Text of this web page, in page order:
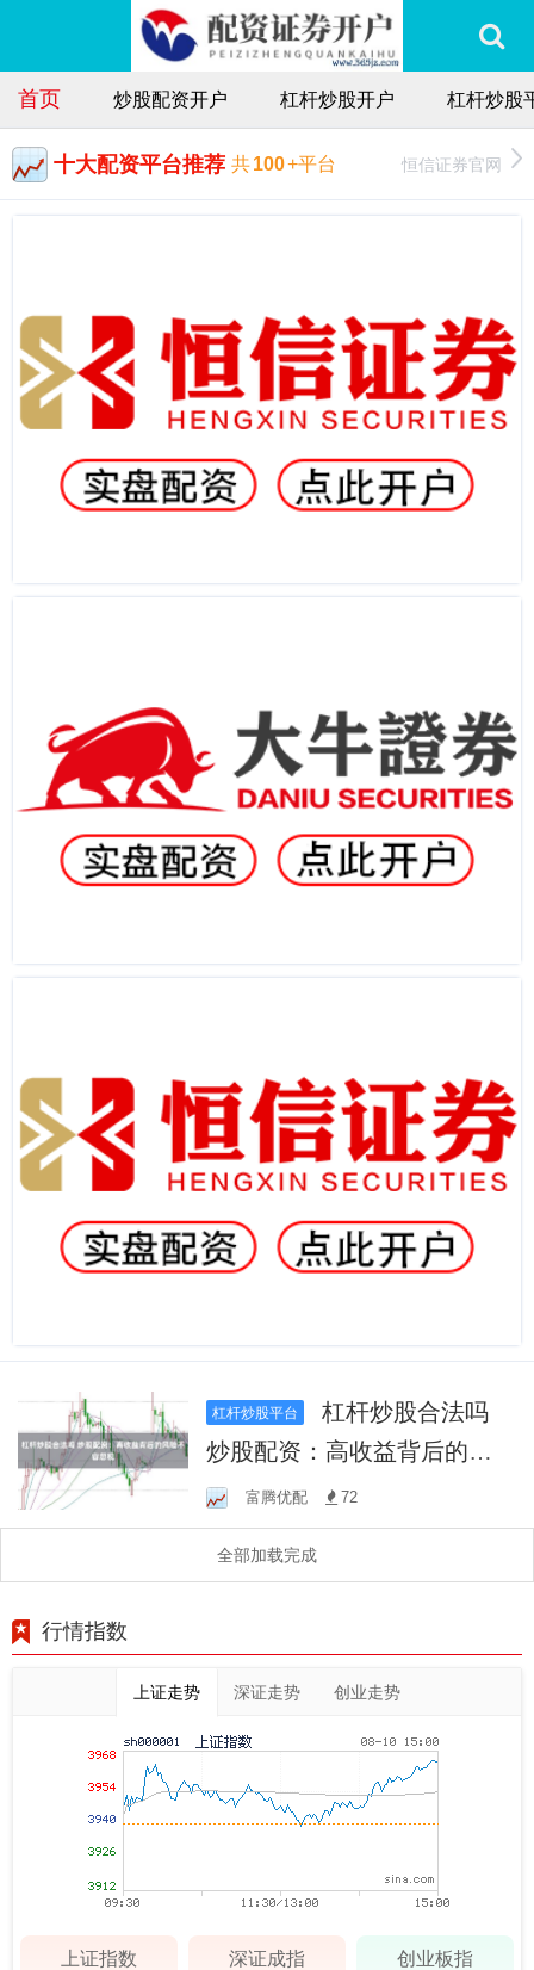
首页 炒股配资开户 杠杆炒股开户 杠杆炒股
十大配资平台推荐 共100+平台 恒信证券官网
杠杆炒股平台
杠杆炒股合法吗
炒股配资：高收益背后的风
险不容忽视
富腾优配 72
全部加载完成
行情指数
上证走势 深证走势 创业走势
上证指数 深证成指 创业板指